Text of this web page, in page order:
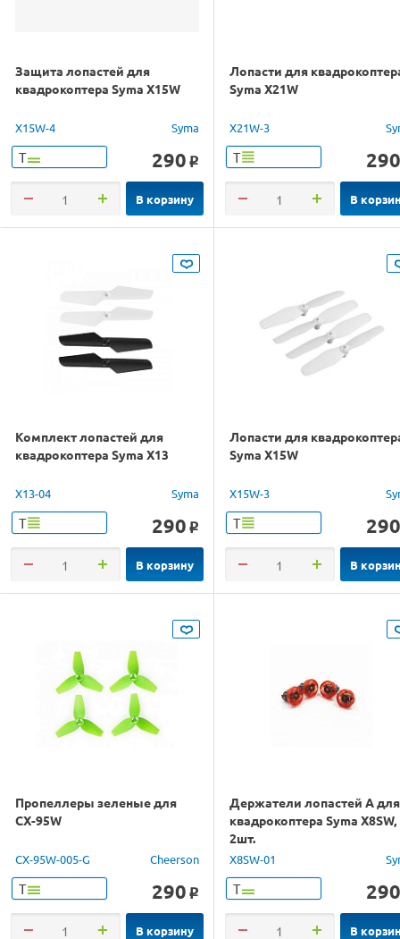
Защита лопастей для
квадрокоптера Syma X15W
X15W-4 Syma
Т 290 o
В корзину
Лопасти для
Syma X21W
X21W-3
Т 290
В
Комплект лопастей для
квадрокоптера Syma X13
X13-04 Syma
Т 290 o
В корзину
Лопасти для
Syma X15W
X15W-3
Т 290
В
Пропеллеры зеленые для
CX-95W
CX-95W-005-G Cheerson
Т 290 o
В корзину
Держатели лопастей A для
квадрокоптера Syma X8SW,
2шт.
X8SW-01
Т 290
В